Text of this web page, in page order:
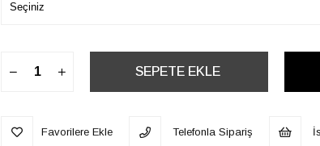
Favorilere Ekle Telefonla Sipariş